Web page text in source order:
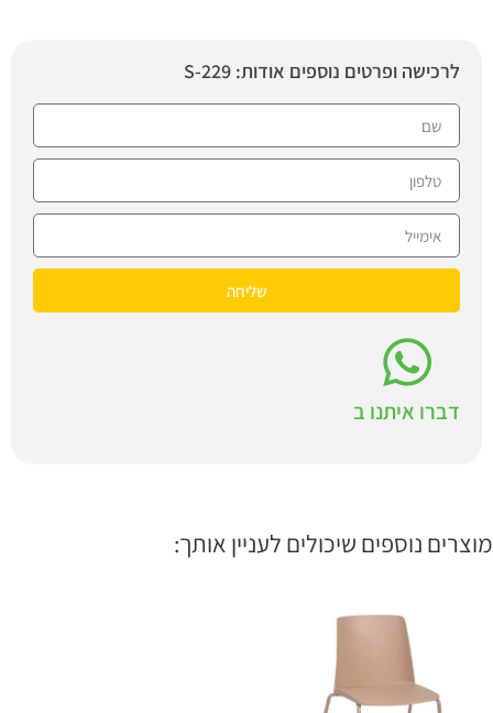
לרכישה ופרטים נוספים אודות: S-229
שליחה
דברו איתנו ב
מוצרים נוספים שיכולים לעניין אותך: